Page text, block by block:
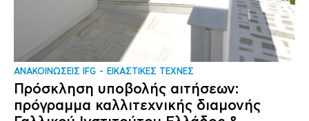
ΑΝΑΚΟΙΝΩΣΕΙΣ IFG ΕΙΚΑΣΤΙΚΕΣ ΤΕΧΝΕΣ
Πρόσκληση υποβολής αιτήσεων:
πρόγραμμα καλλιτεχνικής διαμονής